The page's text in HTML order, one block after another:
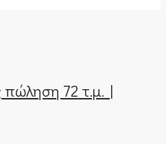
πώληση 72 τ.μ. |